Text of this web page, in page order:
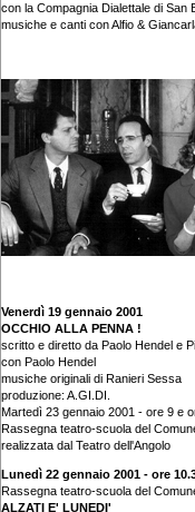
con la Compagnia Dialettale di San
musiche e canti con Alfio &
Venerdì 19 gennaio 2001
OCCHIO ALLA PENNA !
scritto e diretto da Paolo Hendel e
con Paolo Hendel
musiche originali di Ranieri Sessa
produzione: A.GI.DI.
Martedì 23 gennaio 2001 - ore 9 e
Rassegna teatro-scuola del
realizzata dal Teatro dell'Angolo
Lunedì 22 gennaio 2001 - ore
Rassegna teatro-scuola del
ALZATI E' LUNEDI'